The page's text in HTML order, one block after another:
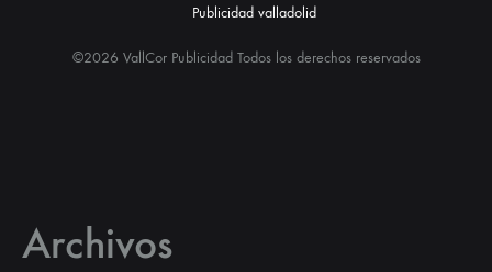
©2026 VallCor Publicidad Todos los derechos reservados
Publicidad valladolid
Archivos